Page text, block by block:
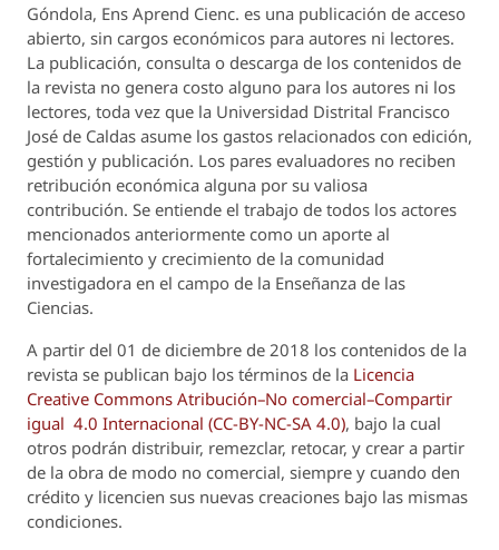
Góndola, Ens Aprend Cienc. es una publicación de acceso
abierto, sin cargos económicos para autores ni lectores.
La publicación, consulta o descarga de los contenidos de
la revista no genera costo alguno para los autores ni los
lectores, toda vez que la Universidad Distrital Francisco
José de Caldas asume los gastos relacionados con edición,
gestión y publicación. Los pares evaluadores no reciben
retribución económica alguna por su valiosa
contribución. Se entiende el trabajo de todos los actores
mencionados anteriormente como un aporte al
fortalecimiento y crecimiento de la comunidad
investigadora en el campo de la Enseñanza de las
Ciencias.
A partir del 01 de diciembre de 2018 los contenidos de la
revista se publican bajo los términos de la Licencia
Creative Commons Atribución–No comercial–Compartir
igual 4.0 Internacional (CC-BY-NC-SA 4.0), bajo la cual
otros podrán distribuir, remezclar, retocar, y crear a partir
de la obra de modo no comercial, siempre y cuando den
crédito y licencien sus nuevas creaciones bajo las mismas
condiciones.